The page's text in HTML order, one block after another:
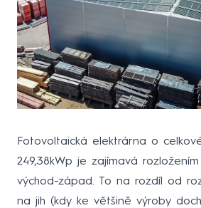
Fotovoltaická elektrárna o
249,38kWp je zajímavá
východ-západ. To na rozdíl od
na jih (kdy ke většině výroby